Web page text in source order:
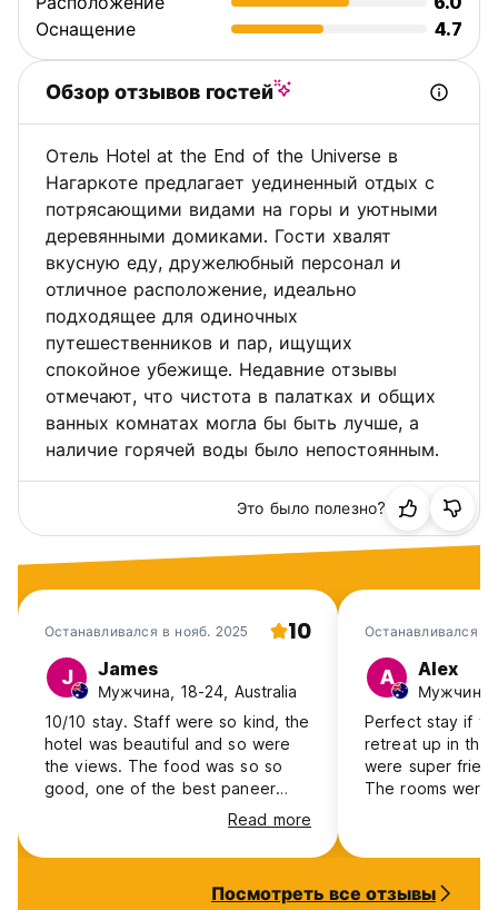
Оснащение
4.7
Обзор отзывов гостей
Отель Hotel at the End of the Universe в
Нагаркоте предлагает уединенный отдых с
потрясающими видами на горы и уютными
деревянными домиками. Гости хвалят
вкусную еду, дружелюбный персонал и
отличное расположение, идеально
подходящее для одиночных
путешественников и пар, ищущих
спокойное убежище. Недавние отзывы
отмечают, что чистота в палатках и общих
ванных комнатах могла бы быть лучше, а
наличие горячей воды было непостоянным.
Это было полезно?
Останавливался в нояб. 2025 10
J James
Мужчина, 18-24, Australia
10/10 stay. Staff were so kind, the
hotel was beautiful and so were
the views. The food was so so
good, one of the best paneer
butter masala’s I’ve had. Super
clean, super spacious, great
location, I highly recommend this
Read more
Останавливался в
A Alex
Мужчина,
Perfect stay if
retreat up in the
were super
The rooms
stays. To get
Bhaktapur. From
Посмотреть все отзывы